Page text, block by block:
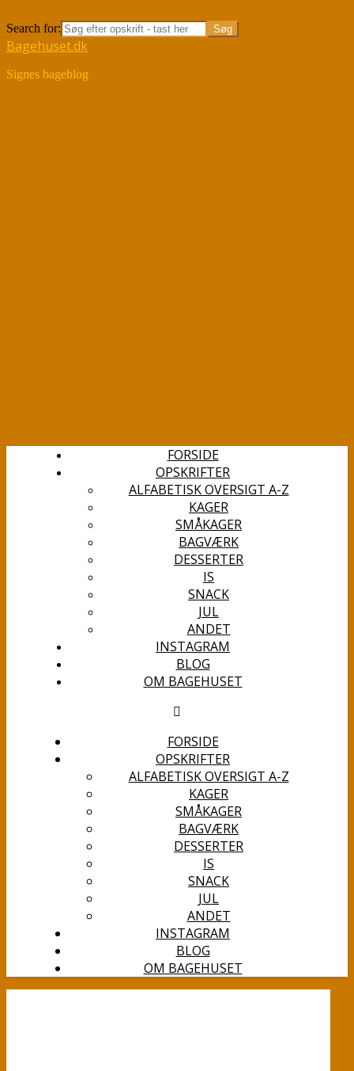
Search for:
Bagehuset.dk
Signes bageblog
FORSIDE
OPSKRIFTER
ALFABETISK OVERSIGT A-Z
KAGER
SMÅKAGER
BAGVÆRK
DESSERTER
IS
SNACK
JUL
ANDET
INSTAGRAM
BLOG
OM BAGEHUSET
FORSIDE
OPSKRIFTER
ALFABETISK OVERSIGT A-Z
KAGER
SMÅKAGER
BAGVÆRK
DESSERTER
IS
SNACK
JUL
ANDET
INSTAGRAM
BLOG
OM BAGEHUSET